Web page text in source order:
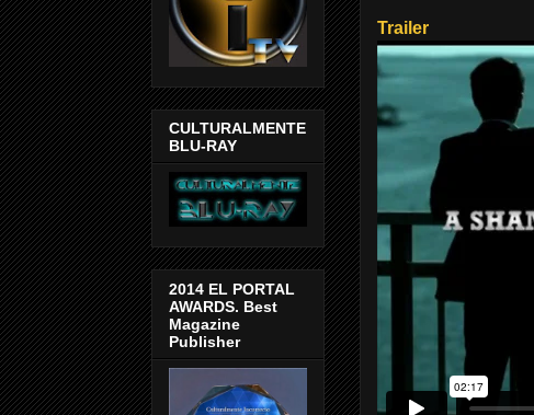
Trailer
CULTURALMENTE
BLU-RAY
2014 EL PORTAL
AWARDS. Best
Magazine
Publisher